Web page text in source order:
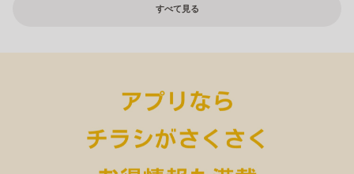
すべて見る